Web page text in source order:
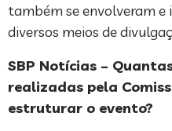
também se envolveram
diversos meios de
SBP Notícias –
realizadas pela
estruturar o evento?